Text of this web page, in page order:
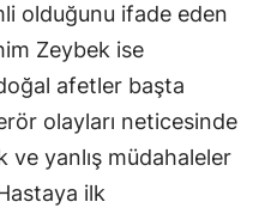
Sinop
Sivas
Tekirdağ
Tokat
olduğunu ifade eden
Zeybek ise
afetler başta
olayları neticesinde
ve yanlış müdahaleler
ilk